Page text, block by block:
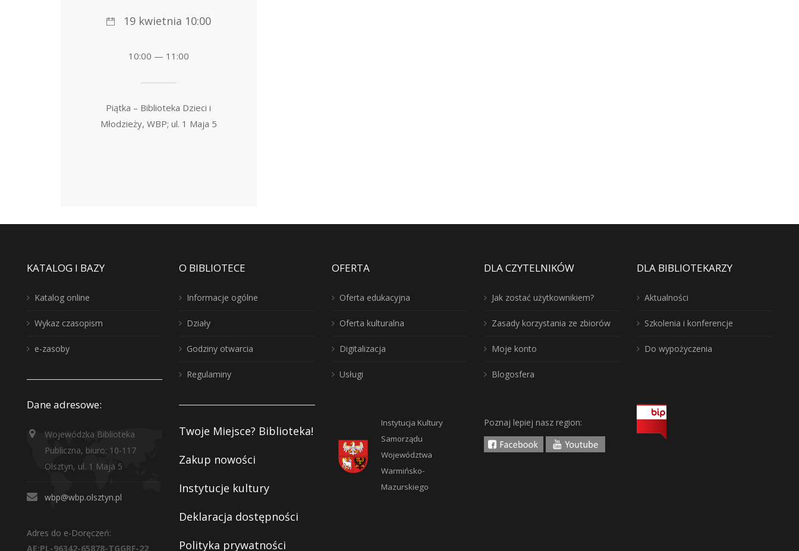
19 kwietnia 10:00
10:00 — 11:00
Piątka – Biblioteka Dzieci i
Młodzieży, WBP; ul. 1 Maja 5
KATALOG I BAZY
Katalog online
Wykaz czasopism
e-zasoby
Dane adresowe:
Wojewódzka Biblioteka
Publiczna, biuro: 10-117
Olsztyn, ul. 1 Maja 5
wbp@wbp.olsztyn.pl
Adres do e-Doręczeń:
AE:PL-96342-65878-TGGRF-22
O BIBLIOTECE
Informacje ogólne
Działy
Godziny otwarcia
Regulaminy
Twoje Miejsce? Biblioteka!
Zakup nowości
Instytucje kultury
Deklaracja dostępności
Polityka prywatności
OFERTA
Oferta edukacyjna
Oferta kulturalna
Digitalizacja
Usługi
Instytucja Kultury
Samorządu
Województwa
Warmińsko-
Mazurskiego
DLA CZYTELNIKÓW
Jak zostać użytkownikiem?
Zasady korzystania ze zbiorów
Moje konto
Blogosfera
Poznaj lepiej nasz region:
DLA BIBLIOTEKARZY
Aktualności
Szkolenia i konferencje
Do wypożyczenia